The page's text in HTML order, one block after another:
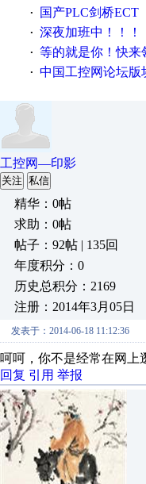
· 国产PLC剑桥ECT
· 深夜加班中！！！
· 等的就是你！快来领《
· 中国工控网论坛版块调
工控网—印影
关注 私信
精华：0帖
求助：0帖
帖子：92帖 | 135回
年度积分：0
历史总积分：2169
注册：2014年3月05日
发表于：2014-06-18 11:12:36
呵呵，你不是经常在网上
回复 引用 举报